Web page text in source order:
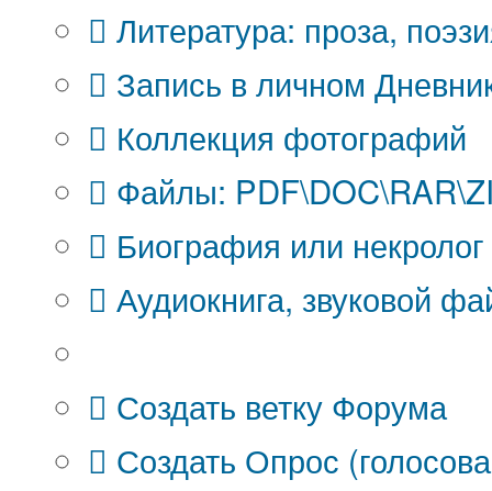
Литература: проза,
Запись в личном
Коллекция фотографий
Файлы:
Биография или некролог
Аудиокнига, звуковой
Создать ветку Форума
Создать Опрос